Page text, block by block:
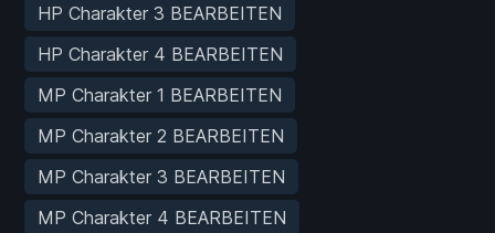
HP Charakter 3 BEARBEITEN
HP Charakter 4 BEARBEITEN
MP Charakter 1 BEARBEITEN
MP Charakter 2 BEARBEITEN
MP Charakter 3 BEARBEITEN
MP Charakter 4 BEARBEITEN